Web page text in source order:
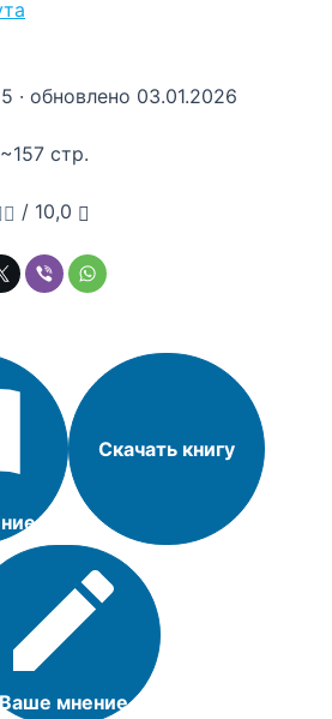
· обновлено 03.01.2026
стр.
/ 10,0
Скачать книгу
Ваше мнение